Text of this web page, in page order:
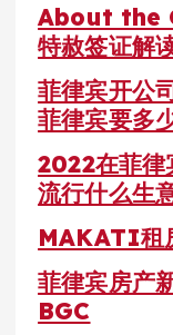
About the
特赦签证解
菲律宾开公
菲律宾要多
2022在菲律
流行什么生
MAKATI租
菲律宾房产
BGC